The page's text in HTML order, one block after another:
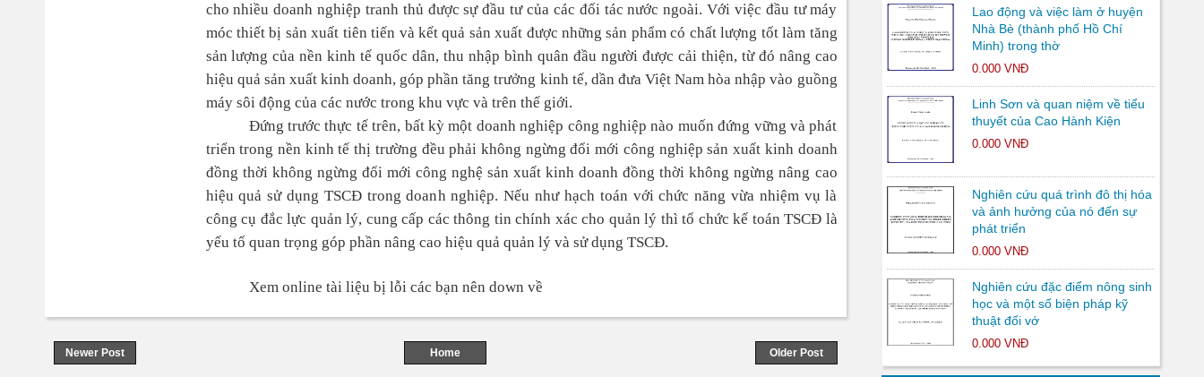
cho nhiều doanh nghiệp tranh thủ được sự đầu tư của các đối tác nước ngoài. Với việc đầu tư máy
móc thiết bị sản xuất tiên tiến và kết quả sản xuất được những sản phẩm có chất lượng tốt làm tăng
sản lượng của nền kinh tế quốc dân, thu nhập bình quân đầu người được cải thiện, từ đó nâng cao
hiệu quả sản xuất kinh doanh, góp phần tăng trưởng kinh tế, dần đưa Việt Nam hòa nhập vào guồng
máy sôi động của các nước trong khu vực và trên thế giới.
Đứng trước thực tế trên, bất kỳ một doanh nghiệp công nghiệp nào muốn đứng vững và phát
triển trong nền kinh tế thị trường đều phải không ngừng đổi mới công nghiệp sản xuất kinh doanh
đồng thời không ngừng đổi mới công nghệ sản xuất kinh doanh đồng thời không ngừng nâng cao
hiệu quả sử dụng TSCĐ trong doanh nghiệp. Nếu như hạch toán với chức năng vừa nhiệm vụ là
công cụ đắc lực quản lý, cung cấp các thông tin chính xác cho quản lý thì tổ chức kế toán TSCĐ là
yếu tố quan trọng góp phần nâng cao hiệu quả quản lý và sử dụng TSCĐ.
Xem online tài liệu bị lỗi các bạn nên down về
Newer Post Older Post
Home
Lao động và việc làm ở huyện
Nhà Bè (thành phố Hồ Chí
Minh) trong thờ
0.000 VNĐ
Linh Sơn và quan niệm về tiểu
thuyết của Cao Hành Kiện
0.000 VNĐ
Nghiên cứu quá trình đô thị hóa
và ảnh hưởng của nó đến sự
phát triển
0.000 VNĐ
Nghiên cứu đặc điểm nông sinh
học và một số biện pháp kỹ
thuật đối vớ
0.000 VNĐ